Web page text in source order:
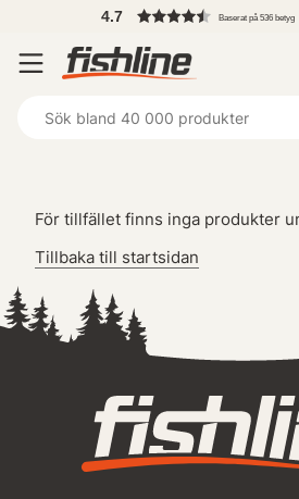
4.7 Baserat på 536 betyg
För tillfället finns inga produkter
Tillbaka till startsidan